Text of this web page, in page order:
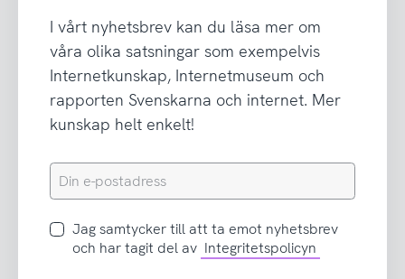
I vårt nyhetsbrev kan du läsa mer om
våra olika satsningar som exempelvis
Internetkunskap, Internetmuseum och
rapporten Svenskarna och internet. Mer
kunskap helt enkelt!
Din
e-
Jag
samtycker
Jag samtycker till att ta emot nyhetsbrev
och har tagit del av Integritetspolicyn